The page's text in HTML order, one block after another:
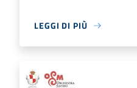
LEGGI DI PIÙ